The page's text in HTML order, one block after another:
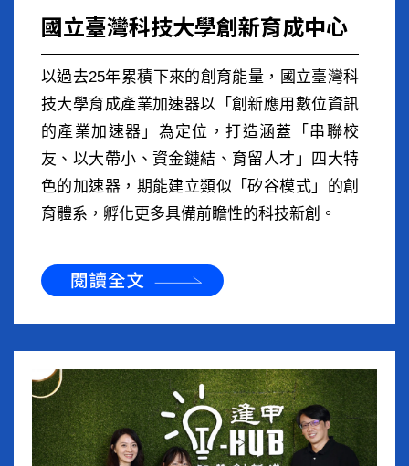
國立臺灣科技大學創新育成中心
以過去25年累積下來的創育能量，國立臺灣科
技大學育成產業加速器以「創新應用數位資訊
的產業加速器」為定位，打造涵蓋「串聯校
友、以大帶小、資金鏈結、育留人才」四大特
色的加速器，期能建立類似「矽谷模式」的創
育體系，孵化更多具備前瞻性的科技新創。